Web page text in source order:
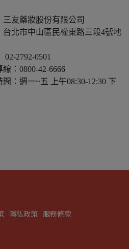
友藥妝股份有限公司
北市中山區民權東路三段4號地
2792-0501
：0800-42-6666
：週一~五 上午08:30-12:30 下
隱私政策 服務條款